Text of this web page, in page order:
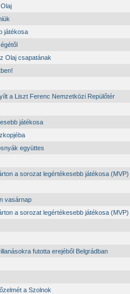
játékosa
Olaj csapatának
a Liszt Ferenc Nemzetközi Repülőtér
játékosa
együttes
a sorozat legértékesebb játékosa (MVP)
vasárnap
a sorozat legértékesebb játékosa (MVP)
futotta erejéből Belgrádban
a Szolnok